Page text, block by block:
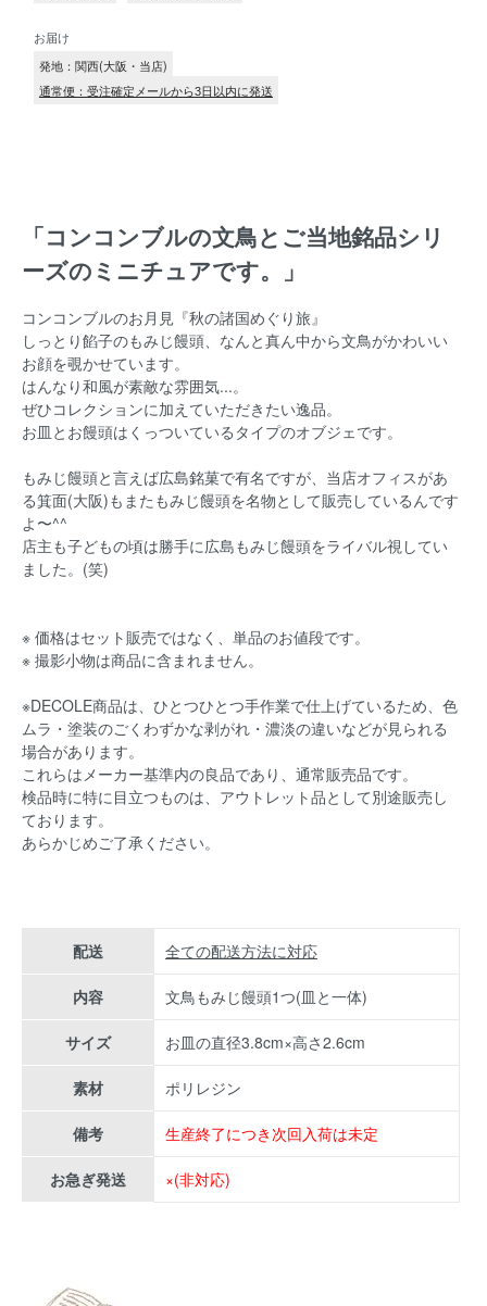
お届け
発地：関西(大阪・当店)
通常便：受注確定メールから3日以内に発送
「コンコンブルの文鳥とご当地銘品シリ
ーズのミニチュアです。」
コンコンブルのお月見『秋の諸国めぐり旅』
しっとり餡子のもみじ饅頭、なんと真ん中から文鳥がかわいい
お顔を覗かせています。
はんなり和風が素敵な雰囲気...。
ぜひコレクションに加えていただきたい逸品。
お皿とお饅頭はくっついているタイプのオブジェです。
もみじ饅頭と言えば広島銘菓で有名ですが、当店オフィスがあ
る箕面(大阪)もまた もみじ饅頭を名物として販売しているんです
よ〜^^
店主も子どもの頃は勝手に広島もみじ饅頭をライバル視してい
ました。(笑)
※ 価格はセット販売ではなく、単品のお値段です。
※ 撮影小物は商品に含まれません。
※DECOLE商品は、ひとつひとつ手作業で仕上げているため、色
ムラ・塗装のごくわずかな剥がれ・ 濃淡の違いなどが見られる
場合があります。
これらはメーカー基準内の良品であり、通常販売品です。
検品時に特に目立つものは、アウトレット品として別途販売し
ております。
あらかじめご了承ください。
配送 全ての配送方法に対応
内容 文鳥もみじ饅頭1つ(皿と一体)
サイズ お皿の直径3.8cm×高さ2.6cm
素材 ポリレジン
備考 生産終了につき次回入荷は未定
お急ぎ発送 ×(非対応)